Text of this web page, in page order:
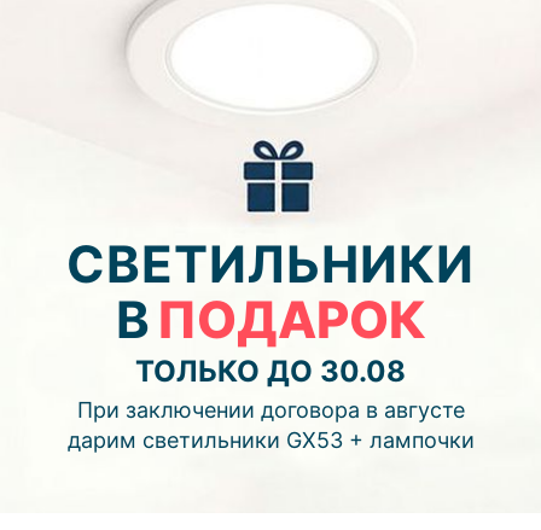
ВТОРОЙ И ТРЕТИЙ
ПОТОЛОК
В ПОДАРОК!
До конца акции:
06 02 42
дней часов мин.
Подробнее об акции >>
Монтаж двухуровнего потолка
с фотопечатью и подсветкой (смотреть видео)
СВЕТИЛЬНИКИ
ВПОДАРОК
ТОЛЬКО ДО 30.08
При заключении договора в августе
дарим светильники GX53 + лампочки